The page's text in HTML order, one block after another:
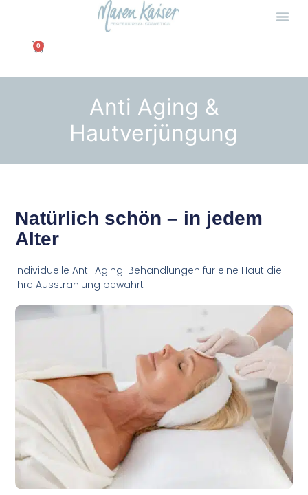
0
Anti Aging &
Hautverjüngung
Natürlich schön – in jedem
Alter
Individuelle Anti-Aging-Behandlungen für eine Haut die
ihre Ausstrahlung bewahrt